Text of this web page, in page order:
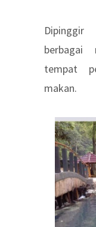
berbagai
tempat
makan.